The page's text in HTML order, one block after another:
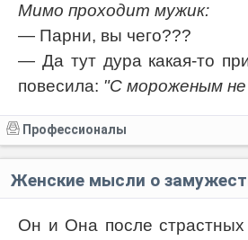
Мимо проходит мужик:
— Парни, вы чего???
— Да тут дура какая-то
повесила: "С мороженым
Профессионалы
Женские мысли о
Он и Она после страстных